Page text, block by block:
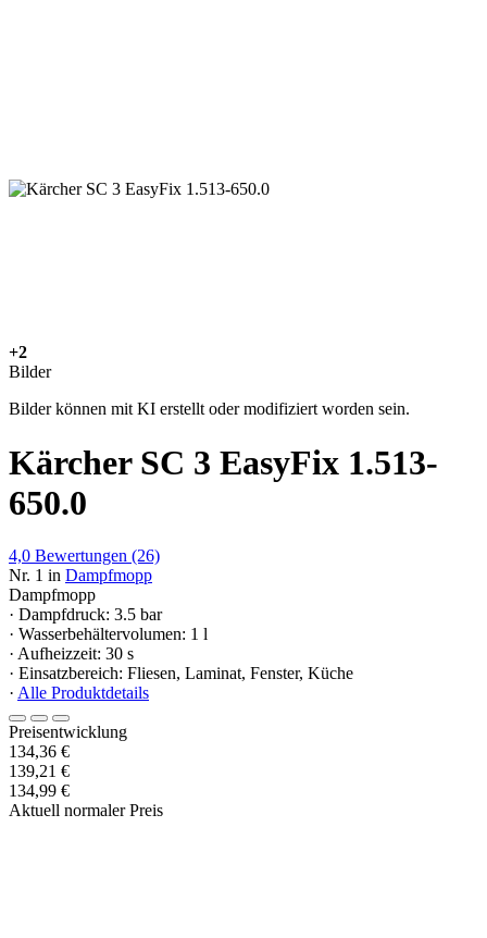
+2
Bilder
Bilder können mit KI erstellt oder modifiziert worden sein.
Kärcher SC 3 EasyFix 1.513-
650.0
4,0 Bewertungen (26)
Nr. 1 in Dampfmopp
Dampfmopp
· Dampfdruck: 3.5 bar
· Wasserbehältervolumen: 1 l
· Aufheizzeit: 30 s
· Einsatzbereich: Fliesen, Laminat, Fenster, Küche
· Alle Produktdetails
Preisentwicklung
134,36 €
139,21 €
134,99 €
Aktuell normaler Preis